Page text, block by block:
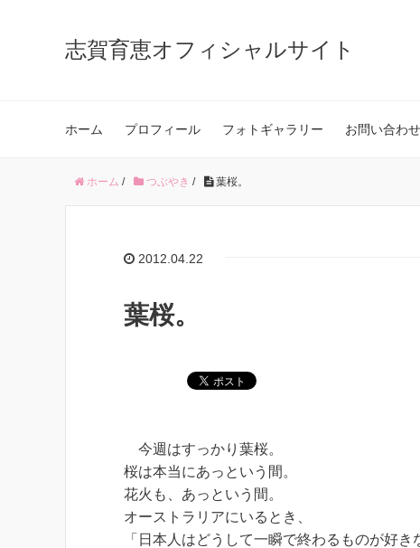
志賀育恵オフィシャルサイト
ホーム プロフィール フォトギャラリー お問い合わせ
ホーム / つぶやき / 葉桜。
2012.04.22
葉桜。
今週はすっかり葉桜。
桜は本当にあっという間。
花火も、あっという間。
オーストラリアにいるとき、
「日本人はどうして一瞬で終わるものが好き